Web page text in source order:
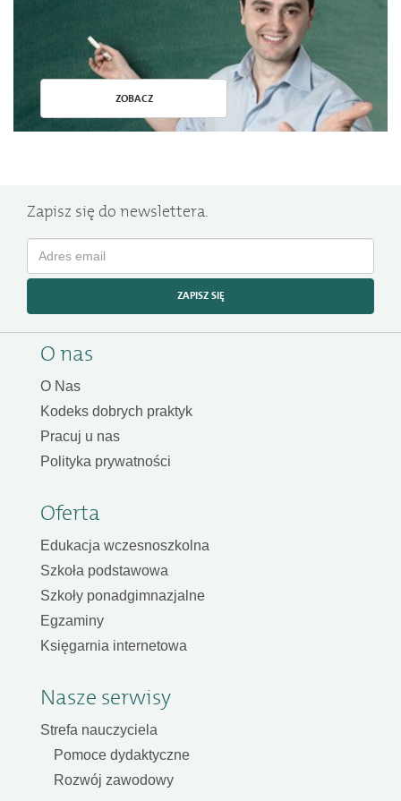
ZOBACZ
Zapisz się do newslettera.
ZAPISZ SIĘ
O nas
O Nas
Kodeks dobrych praktyk
Pracuj u nas
Polityka prywatności
Oferta
Edukacja wczesnoszkolna
Szkoła podstawowa
Szkoły ponadgimnazjalne
Egzaminy
Księgarnia internetowa
Nasze serwisy
Strefa nauczyciela
Pomoce dydaktyczne
Rozwój zawodowy